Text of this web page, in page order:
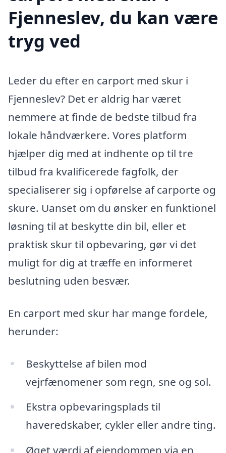
Fjenneslev, du kan være
tryg ved
Leder du efter en carport med skur i
Fjenneslev? Det er aldrig har været
nemmere at finde de bedste tilbud fra
lokale håndværkere. Vores platform
hjælper dig med at indhente op til tre
tilbud fra kvalificerede fagfolk, der
specialiserer sig i opførelse af carporte og
skure. Uanset om du ønsker en funktionel
løsning til at beskytte din bil, eller et
praktisk skur til opbevaring, gør vi det
muligt for dig at træffe en informeret
beslutning uden besvær.
En carport med skur har mange fordele,
herunder:
Beskyttelse af bilen mod
vejrfænomener som regn, sne og sol.
Ekstra opbevaringsplads til
haveredskaber, cykler eller andre ting.
Øget værdi af ejendommen via en